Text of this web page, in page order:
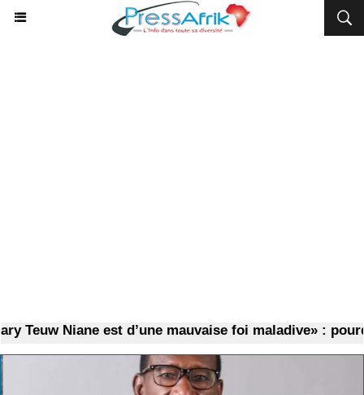
Niane est d’une mauvaise foi maladive» :